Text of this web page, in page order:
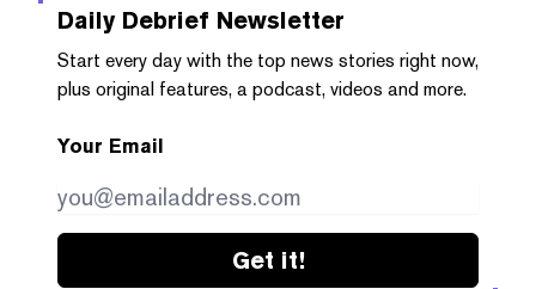
Daily Debrief Newsletter
Start every day with the top news stories right now,
plus original features, a podcast, videos and more.
Your Email
Get it!